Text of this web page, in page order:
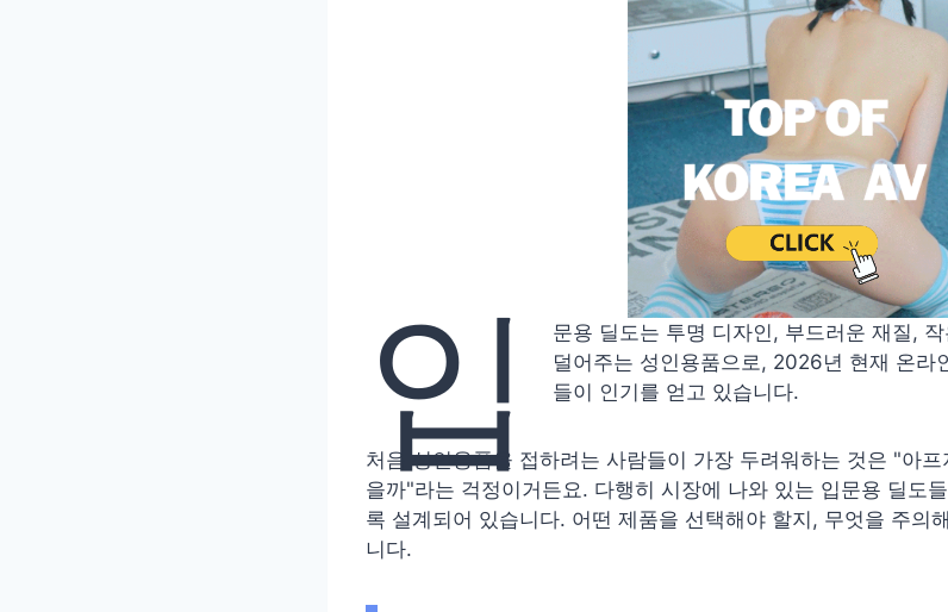
입
문용 딜도는 투명 디자인, 부드러운 재질,
덜어주는 성인용품으로, 2026년 현재 온라
들이 인기를 얻고 있습니다.
처음 성인용품을 접하려는 사람들이 가장 두려워하는 것은 "아
을까"라는 걱정이거든요. 다행히 시장에 나와 있는 입문용 딜도
록 설계되어 있습니다. 어떤 제품을 선택해야 할지, 무엇을 주의
니다.